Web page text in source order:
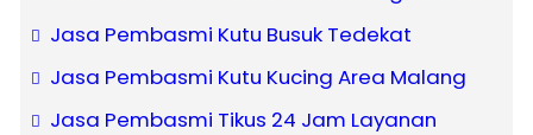
Jasa Pembasmi Kutu Busuk Tedekat
Jasa Pembasmi Kutu Kucing Area Malang
Jasa Pembasmi Tikus 24 Jam Layanan